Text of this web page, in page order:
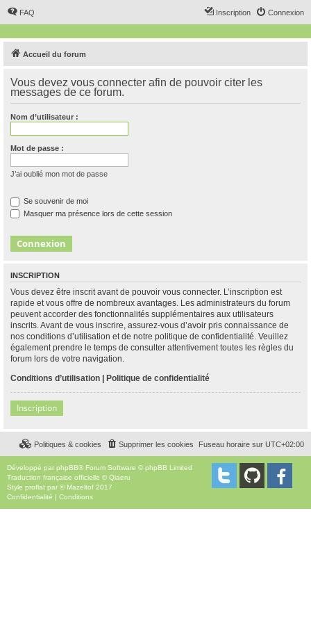
FAQ Connexion
Inscription
Accueil du forum
Vous devez vous connecter afin de pouvoir citer les
messages de ce forum.
Nom d’utilisateur :
Mot de passe :
J’ai oublié mon mot de passe
Se souvenir de moi
Masquer ma présence lors de cette session
INSCRIPTION
Vous devez être inscrit avant de pouvoir vous connecter. L’inscription est
rapide et vous offre de nombreux avantages. Les administrateurs du forum
peuvent accorder des fonctionnalités supplémentaires aux utilisateurs
inscrits. Avant de vous inscrire, assurez-vous d’avoir pris connaissance de
nos conditions d’utilisation et de notre politique de confidentialité. Veuillez
également prendre le temps de consulter attentivement toutes les règles du
forum lors de votre navigation.
Conditions d’utilisation | Politique de confidentialité
Inscription
Fuseau horaire sur UTC+02:00
Supprimer les cookies
Politiques & cookies
Développé par phpBB® Forum Software © phpBB Limited
Traduction française officielle ©Qiaeru
Style proflat par © Mazeltof 2017
Confidentialité | Conditions